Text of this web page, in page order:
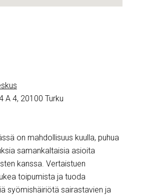
A 4, 20100 Turku
on mahdollisuus kuulla, puhua
samankaltaisia asioita
kanssa. Vertaistuen
toipumista ja tuoda
syömishäiriötä sairastavien ja